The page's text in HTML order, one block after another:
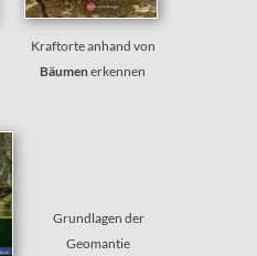
Kraftorte anhand von
Bäumenerkennen
Grundlagen der
Geomantie